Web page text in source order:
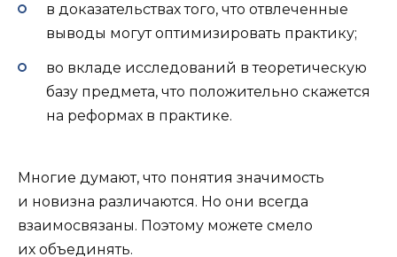
в доказательствах того, что отвлеченные
выводы могут оптимизировать практику;
во вкладе исследований в теоретическую
базу предмета, что положительно скажется
на реформах в практике.
Многие думают, что понятия значимость
и новизна различаются. Но они всегда
взаимосвязаны. Поэтому можете смело
их объединять.